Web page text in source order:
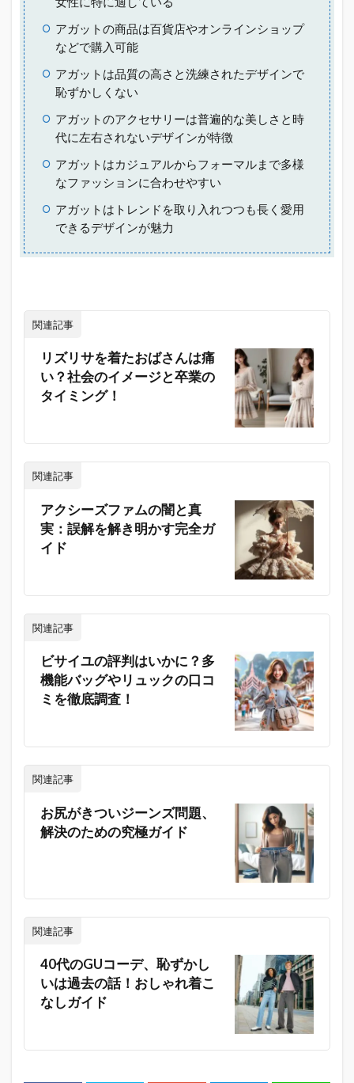
アガットの商品は百貨店やオンラインショップ
などで購入可能
アガットは品質の高さと洗練されたデザインで
恥ずかしくない
アガットのアクセサリーは普遍的な美しさと時
代に左右されないデザインが特徴
アガットはカジュアルからフォーマルまで多様
なファッションに合わせやすい
アガットはトレンドを取り入れつつも長く愛用
できるデザインが魅力
関連記事
リズリサを着たおばさんは痛
い？社会のイメージと卒業の
タイミング！
関連記事
アクシーズファムの闇と真
実：誤解を解き明かす完全ガ
イド
関連記事
ビサイユの評判はいかに？多
機能バッグやリュックの口コ
ミを徹底調査！
関連記事
お尻がきついジーンズ問題、
解決のための究極ガイド
関連記事
40代のGUコーデ、恥ずかし
いは過去の話！おしゃれ着こ
なしガイド